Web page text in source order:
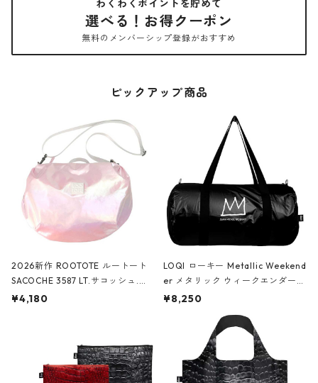
わくわくポイントを貯めて
選べる！お得クーポン
無料のメンバーシップ登録がおすすめ
ピックアップ商品
2026新作 ROOTOTE ルートート
SACOCHE 3587 LT.サコッシュ.ル
ミエ-B ショルダーバッグ グロスピ
¥4,180
LOQI ローキー Metallic Weekend
er メタリック ウィークエンダー
ボストンバッグ ショルダーバッグ
Black ジャン=ミッシェル・バスキ
ア/クラウン ブラック
¥8,250